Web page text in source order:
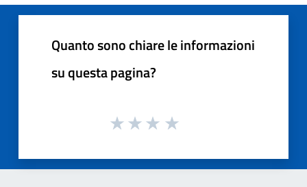
Quanto sono chiare le informazioni
su questa pagina?